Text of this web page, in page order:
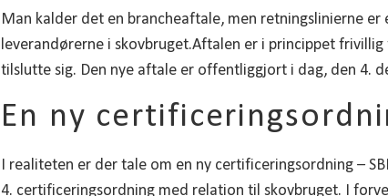
Man kalder det en brancheaftale, men retningslinierne
leverandørerne i skovbruget.Aftalen er i princippet
tilslutte sig. Den nye aftale er offentliggjort i dag, den 4.
En ny
I realiteten er der tale om en ny certificeringsordning –
4. certificeringsordning med relation til skovbruget. I